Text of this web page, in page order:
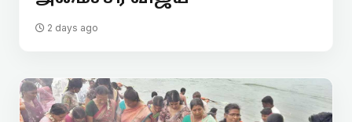
2 days ago